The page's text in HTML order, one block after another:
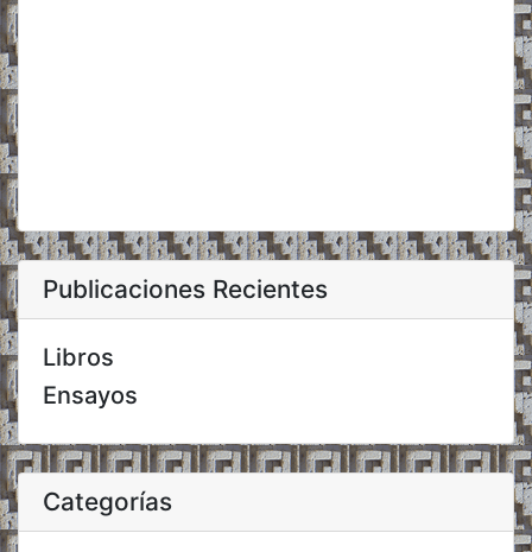
Publicaciones Recientes
Libros
Ensayos
Categorías